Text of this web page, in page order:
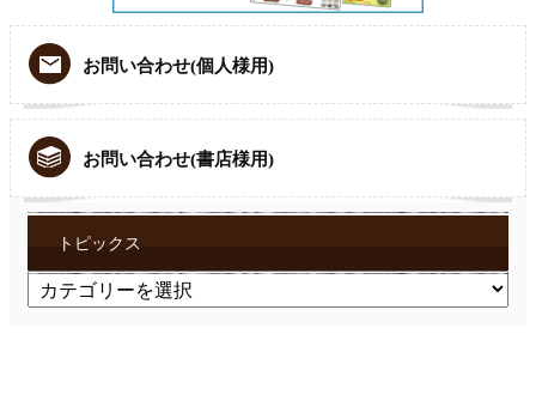
お問い合わせ(個人様用)
お問い合わせ(書店様用)
トピックス
ト